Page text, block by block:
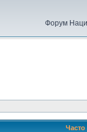
Форум